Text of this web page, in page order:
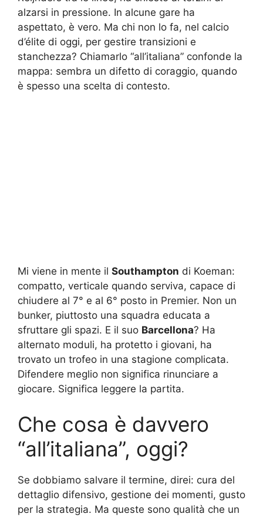
alzarsi in pressione. In alcune gare ha
aspettato, è vero. Ma chi non lo fa, nel calcio
d’élite di oggi, per gestire transizioni e
stanchezza? Chiamarlo “all’italiana” confonde la
mappa: sembra un difetto di coraggio, quando
è spesso una scelta di contesto.
Mi viene in mente il Southampton di Koeman:
compatto, verticale quando serviva, capace di
chiudere al 7° e al 6° posto in Premier. Non un
bunker, piuttosto una squadra educata a
sfruttare gli spazi. E il suo Barcellona? Ha
alternato moduli, ha protetto i giovani, ha
trovato un trofeo in una stagione complicata.
Difendere meglio non significa rinunciare a
giocare. Significa leggere la partita.
Che cosa è davvero
“all’italiana”, oggi?
Se dobbiamo salvare il termine, direi: cura del
dettaglio difensivo, gestione dei momenti, gusto
per la strategia. Ma queste sono qualità che un